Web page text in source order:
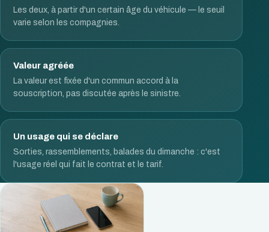
Les deux, à partir d'un certain âge du véhicule — le seuil
varie selon les compagnies.
Valeur agréée
La valeur est fixée d'un commun accord à la
souscription, pas discutée après le sinistre.
Un usage qui se déclare
Sorties, rassemblements, balades du dimanche : c'est
l'usage réel qui fait le contrat et le tarif.